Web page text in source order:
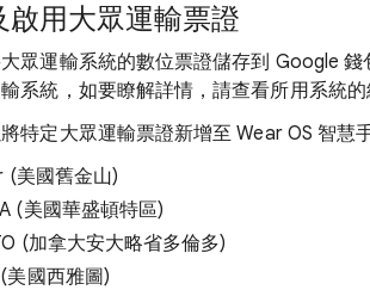
啟用大眾運輸票證
眾運輸系統的數位票證儲存到 Google
系統，如要瞭解詳情，請查看所用系統的
特定大眾運輸票證新增至 Wear OS 智慧
(美國舊金山)
(美國華盛頓特區)
(加拿大安大略省多倫多)
美國西雅圖)